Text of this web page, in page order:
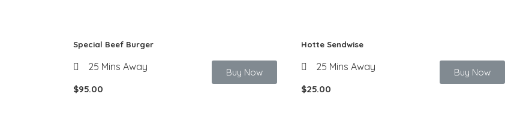
Special Beef Burger
25 Mins Away
$95.00
Buy Now
Hotte Sendwise
25 Mins Away
$25.00
Buy Now